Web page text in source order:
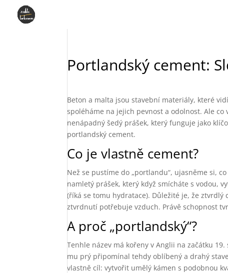
Portlandský cement:
Beton a malta jsou stavební materiály, které
spoléháme na jejich pevnost a odolnost. Ale
nenápadný šedý prášek, který funguje jako
portlandský cement.
Co je vlastně cement?
Než se pustíme do „portlandu“, ujasněme si,
namletý prášek, který když smícháte s vodou,
(říká se tomu hydratace). Důležité je, že
ztvrdnutí potřebuje vzduch. Právě schopnost
A proč „portlandský“?
Tenhle název má kořeny v Anglii na začátku
mu prý připomínal tehdy oblíbený a drahý
vlastně cíl: vytvořit umělý kámen s podobnou